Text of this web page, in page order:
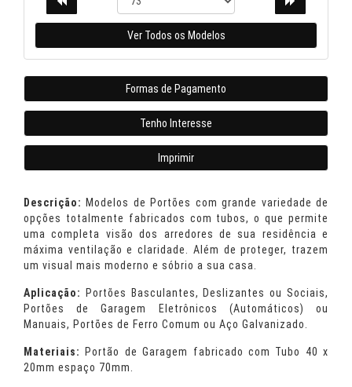
Ver Todos os Modelos
Formas de Pagamento
Tenho Interesse
Imprimir
Descrição: Modelos de Portões com grande variedade de
opções totalmente fabricados com tubos, o que permite
uma completa visão dos arredores de sua residência e
máxima ventilação e claridade. Além de proteger, trazem
um visual mais moderno e sóbrio a sua casa.
Aplicação:
Portões Basculantes, Deslizantes ou Sociais,
Portões de Garagem Eletrônicos (Automáticos) ou
Manuais, Portões de Ferro Comum ou Aço Galvanizado.
Materiais:
Portão de Garagem fabricado com Tubo 40 x
20mm espaço 70mm.